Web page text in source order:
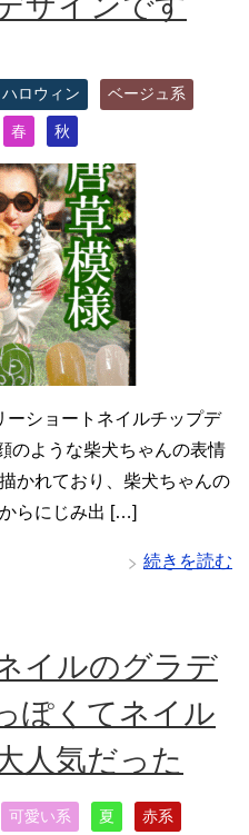
ハロウィン ベージュ系
春 秋
ーショートネイルチップデ
のような柴犬ちゃんの表情
かれており、柴犬ちゃんの
らにじみ出 […]
続きを読む
イルのグラデ
ぽくてネイル
人気だった
可愛い系 夏 赤系